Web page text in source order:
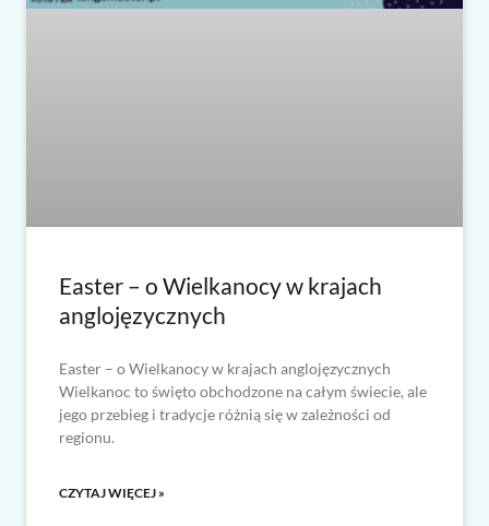
Easter – o Wielkanocy w krajach
anglojęzycznych
Easter – o Wielkanocy w krajach anglojęzycznych
Wielkanoc to święto obchodzone na całym świecie, ale
jego przebieg i tradycje różnią się w zależności od
regionu.
CZYTAJ WIĘCEJ »